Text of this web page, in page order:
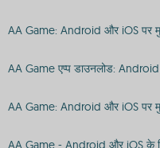
AA Game: Android और iOS पर
AA Game एप्प डाउनलोड:
AA Game: Android और iOS पर
AA Game - Android और iOS के